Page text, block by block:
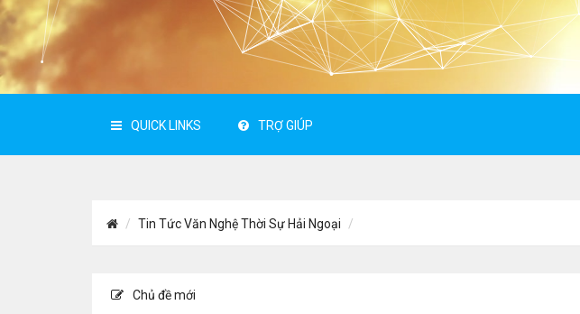
QUICK LINKS TRỢ GIÚP
Tin Tức Văn Nghệ Thời Sự Hải Ngoại
Chủ đề mới